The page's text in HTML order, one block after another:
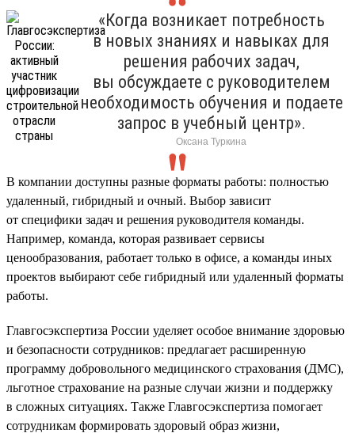
«Когда возникает потребность
в новых знаниях и навыках для
решения рабочих задач,
вы обсуждаете с руководителем
необходимость обучения и подаете
запрос в учебный центр».
Оксана Туркина
В компании доступны разные форматы работы: полностью
удаленный, гибридный и очный. Выбор зависит
от специфики задач и решения руководителя команды.
Например, команда, которая развивает сервисы
ценообразования, работает только в офисе, а команды иных
проектов выбирают себе гибридный или удаленный форматы
работы.
Главгосэкспертиза России уделяет особое внимание здоровью
и безопасности сотрудников: предлагает расширенную
программу добровольного медицинского страхования (ДМС),
льготное страхование на разные случаи жизни и поддержку
в сложных ситуациях. Также Главгосэкспертиза помогает
сотрудникам формировать здоровый образ жизни,